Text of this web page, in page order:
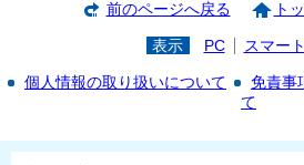
前のページへ戻る ト
表示 PC スマー
個人情報の取り扱いについて 免責事
て